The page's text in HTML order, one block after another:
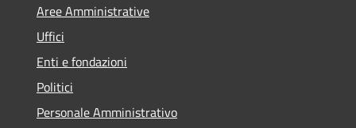
Aree Amministrative
Uffici
Enti e fondazioni
Politici
Personale Amministrativo